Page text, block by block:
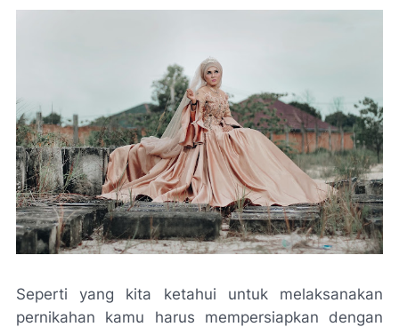
Seperti yang kita ketahui untuk melaksanakan
pernikahan kamu harus mempersiapkan dengan